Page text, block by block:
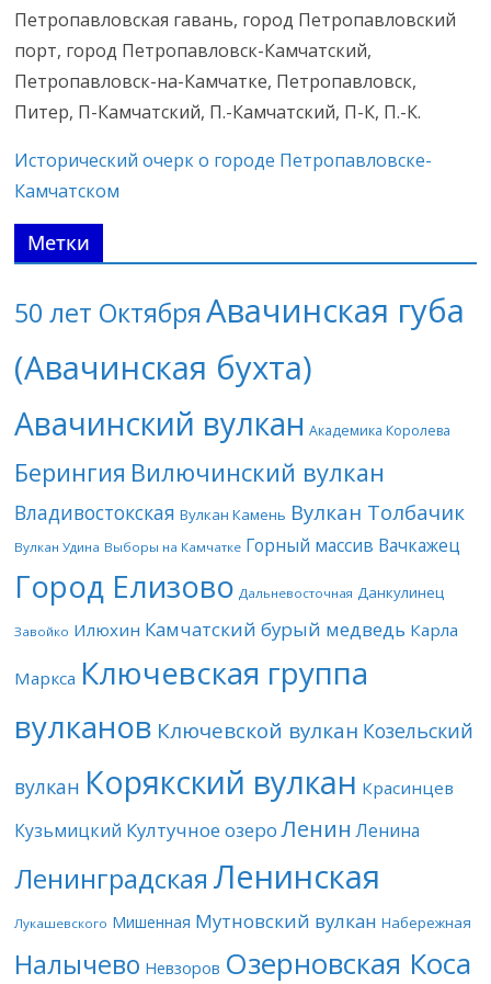
Петропавловская гавань, город Петропавловский
порт, город Петропавловск-Камчатский,
Петропавловск-на-Камчатке, Петропавловск,
Питер, П-Камчатский, П.-Камчатский, П-К, П.-К.
Исторический очерк о городе Петропавловске-
Камчатском
Метки
50 лет Октября Авачинская губа
(Авачинская бухта)
Авачинский вулкан Академика Королева
Берингия Вилючинский вулкан
Владивостокская Вулкан Камень Вулкан Толбачик
Вулкан Удина Выборы на Камчатке Горный массив Вачкажец
Город Елизово Дальневосточная Данкулинец
Завойко Илюхин Камчатский бурый медведь Карла
Маркса Ключевская группа
вулканов Ключевской вулкан Козельский
вулкан Корякский вулкан Красинцев
Кузьмицкий Култучное озеро Ленин Ленина
Ленинградская Ленинская
Лукашевского Мишенная Мутновский вулкан Набережная
Налычево Невзоров Озерновская Коса